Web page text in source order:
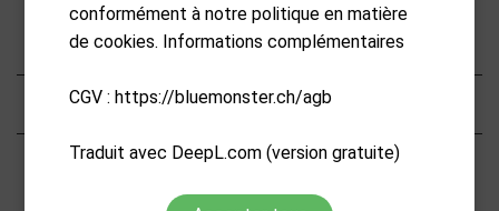
Caractéristiques
PRODUITS CONNEXES
conformément à notre politique en matière
de cookies. Informations complémentaires
CGV : https://bluemonster.ch/agb
Traduit avec DeepL.com (version gratuite)